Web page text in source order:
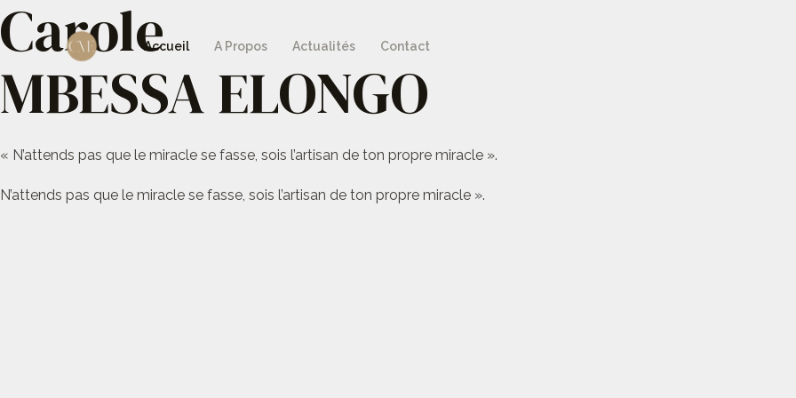
Aller
au
Accueil A Propos Actualités Contact
Carole
MBESSA ELONGO
« N’attends pas que le miracle se fasse, sois l’artisan de ton propre miracle ».
N’attends pas que le miracle se fasse, sois l’artisan de ton propre miracle ».